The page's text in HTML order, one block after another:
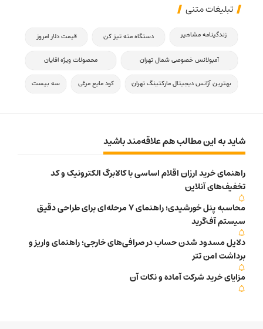
تبلیغات متنی
زندگینامه مشاهیر دستگاه مته تیز کن قیمت دلار امروز
آمبولانس خصوصی شمال تهران محصولات ویژه اقایان
بهترین آژانس دیجیتال مارکتینگ تهران کود مایع مرغی سه بیست
شاید به این مطالب هم علاقه‌مند باشید
راهنمای خرید ارزان اقلام اساسی با کالابرگ الکترونیک و کد
تخفیف‌های آنلاین
محاسبه پنل خورشیدی؛ راهنمای 7 مرحله‌ای برای طراحی دقیق
سیستم آف‌گرید
دلایل مسدود شدن حساب در صرافی‌های خارجی؛ راهنمای واریز و
برداشت امن تتر
مزایای خرید شرکت آماده و نکات آن